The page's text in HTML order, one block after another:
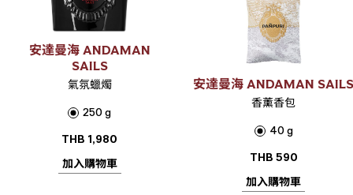
安達曼海 ANDAMAN
SAILS
氣氛蠟燭
250 g
THB 1,980
加入購物車
安達曼海 ANDAMAN SAILS
香薰香包
40 g
THB590
加入購物車